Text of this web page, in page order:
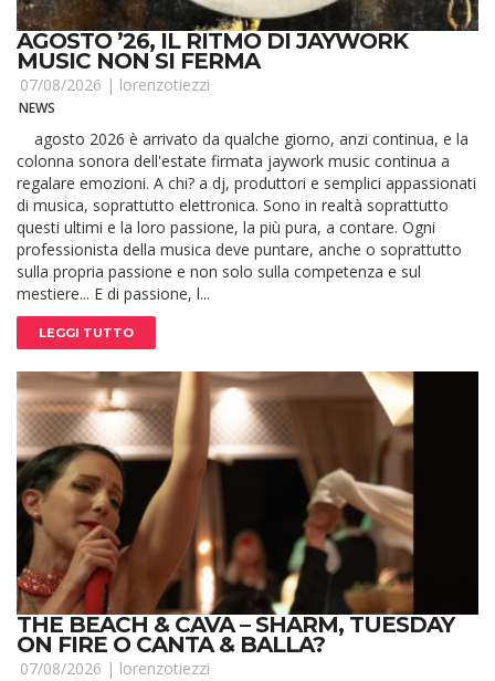
AGOSTO ’26, IL RITMO DI JAYWORK
MUSIC NON SI FERMA
07/08/2026 | lorenzotiezzi
NEWS
agosto 2026 è arrivato da qualche giorno, anzi continua, e la
colonna sonora dell'estate firmata jaywork music continua a
regalare emozioni. A chi? a dj, produttori e semplici appassionati
di musica, soprattutto elettronica. Sono in realtà soprattutto
questi ultimi e la loro passione, la più pura, a contare. Ogni
professionista della musica deve puntare, anche o soprattutto
sulla propria passione e non solo sulla competenza e sul
mestiere... E di passione, l...
LEGGI TUTTO
THE BEACH & CAVA – SHARM, TUESDAY
ON FIRE O CANTA & BALLA?
07/08/2026 | lorenzotiezzi